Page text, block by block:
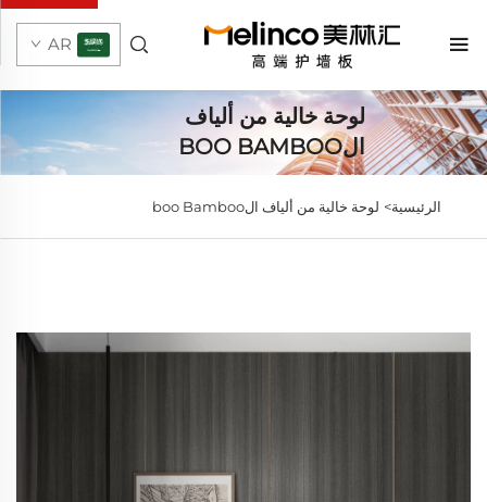
AR
لوحة خالية من ألياف
الBOO BAMBOO
الرئيسية> لوحة خالية من ألياف الboo Bamboo